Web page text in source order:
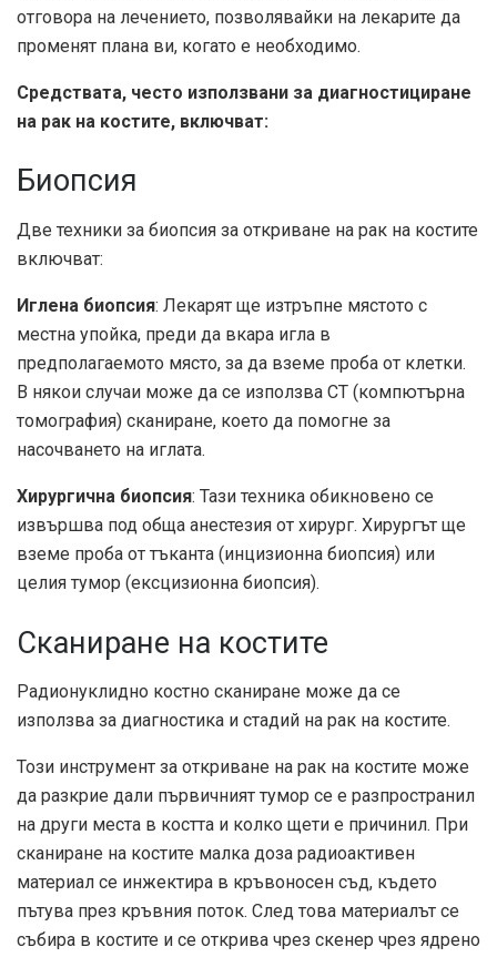
отговора на лечението, позволявайки на лекарите да
променят плана ви, когато е необходимо.
Средствата, често използвани за диагностициране
на рак на костите, включват:
Биопсия
Две техники за биопсия за откриване на рак на костите
включват:
Иглена биопсия: Лекарят ще изтръпне мястото с
местна упойка, преди да вкара игла в
предполагаемото място, за да вземе проба от клетки.
В някои случаи може да се използва CT (компютърна
томография) сканиране, което да помогне за
насочването на иглата.
Хирургична биопсия: Тази техника обикновено се
извършва под обща анестезия от хирург. Хирургът ще
вземе проба от тъканта (инцизионна биопсия) или
целия тумор (ексцизионна биопсия).
Сканиране на костите
Радионуклидно костно сканиране може да се
използва за диагностика и стадий на рак на костите.
Този инструмент за откриване на рак на костите може
да разкрие дали първичният тумор се е разпространил
на други места в костта и колко щети е причинил. При
сканиране на костите малка доза радиоактивен
материал се инжектира в кръвоносен съд, където
пътува през кръвния поток. След това материалът се
събира в костите и се открива чрез скенер чрез ядрено